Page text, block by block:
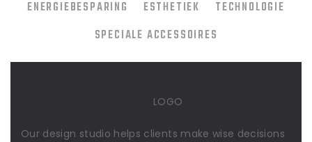
ENERGIEBESPARING
ESTHETIEK
TECHNOLOGIE
SPECIALE ACCESSOIRES
LOGO
Our design studio helps clients make wise decisions